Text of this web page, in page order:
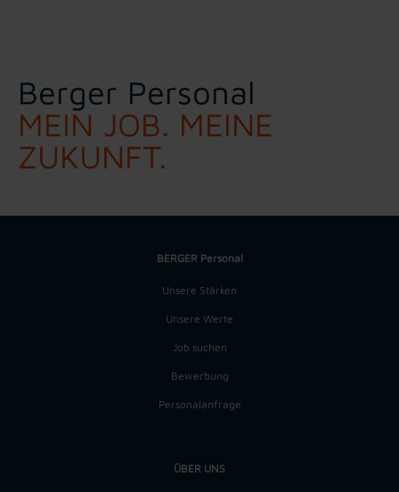
Berger Personal
MEIN JOB. MEINE
ZUKUNFT.
BERGER Personal
Unsere Stärken
Unsere Werte
Job suchen
Bewerbung
Personalanfrage
ÜBER UNS